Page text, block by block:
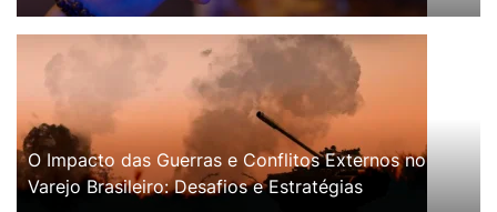
O Impacto das Guerras e Conflitos Externos no
Varejo Brasileiro: Desafios e Estratégias